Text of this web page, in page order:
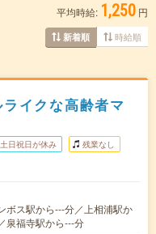
平均時給: 1,250 円
新着順 時給順
イクな高齢者マ
土日祝日が休み 残業なし
ボス駅から---分／上相浦駅か
泉福寺駅から---分